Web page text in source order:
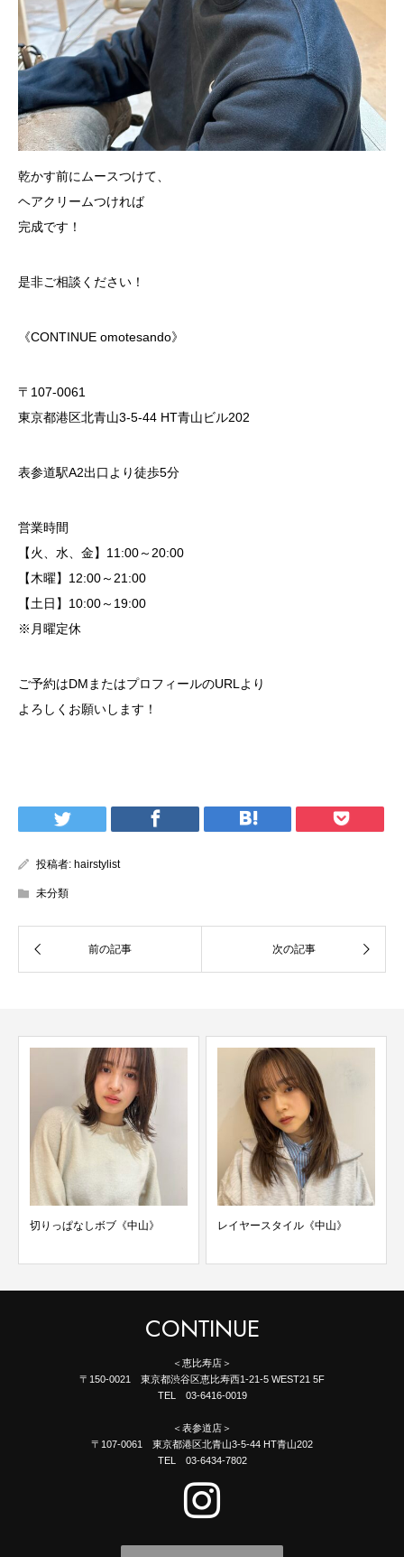
乾かす前にムースつけて、
ヘアクリームつければ
完成です！
是非ご相談ください！
《CONTINUE omotesando》
〒107-0061
東京都港区北青山3-5-44 HT青山ビル202
表参道駅A2出口より徒歩5分
営業時間
【火、水、金】11:00～20:00
【木曜】12:00～21:00
【土日】10:00～19:00
※月曜定休
ご予約はDMまたはプロフィールのURLより
よろしくお願いします！
投稿者: hairstylist
未分類
切りっぱなしボブ《中山》 レイヤースタイル《中山》
CONTINUE
＜恵比寿店＞
〒150-0021 東京都渋谷区恵比寿西1-21-5 WEST21 5F
TEL 03-6416-0019
＜表参道店＞
〒107-0061 東京都港区北青山3-5-44 HT青山202
TEL 03-6434-7802